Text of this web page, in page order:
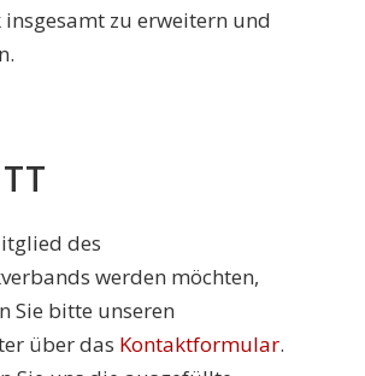
zu erweitern und
des
werden möchten,
Sie bitte unseren
über das Kontaktformular.